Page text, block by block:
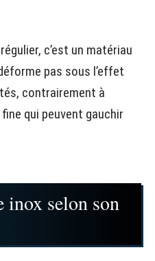
c’est un matériau
pas sous l’effet
contrairement à
qui peuvent gauchir
inox selon son